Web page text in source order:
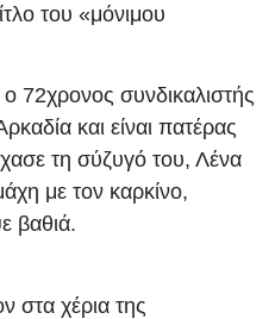
του «μόνιμου
72χρονος συνδικαλιστής
και είναι πατέρας
τη σύζυγό του, Λένα
με τον καρκίνο,
βαθιά.
στα χέρια της